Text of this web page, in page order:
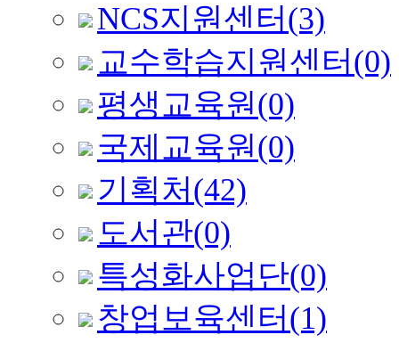
NCS지원센터 (3)
교수학습지원센터 (0)
평생교육원(0)
국제교육원(0)
기획처 (42)
도서관(0)
특성화사업단(0)
창업보육센터 (1)